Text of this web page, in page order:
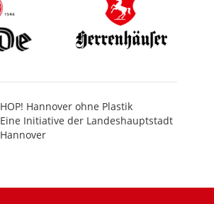
HOP! Hannover ohne Plastik
Eine Initiative der Landeshauptstadt
Hannover